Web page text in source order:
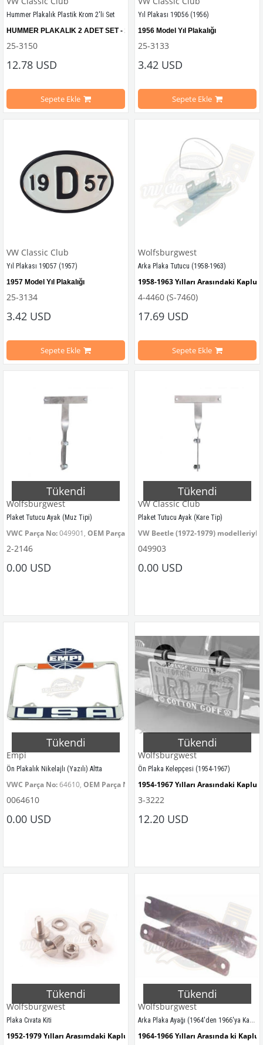
Hummer Plakalık Plastik Krom 2'li Set
HUMMER PLAKALIK 2 ADET SET - 1 UZUN 1 KARE
ile uyumludur.
VWC Parça No: 25-3150 OEM Parça No:
25-3150
12.78 USD
Sepete Ekle
Yıl Plakası 19D56 (1956)
1956 Model Yıl Plakalığı
25-3133
25-3133
3.42 USD
Sepete Ekle
VW Classic Club
Yıl Plakası 19D57 (1957)
1957 Model Yıl Plakalığı
25-3134
25-3134
3.42 USD
Sepete Ekle
Wolfsburgwest
Arka Plaka Tutucu (1958-1963)
1958-1963 Yılları Arasındaki
VWCC Parça No: 4-4460 OEM
4-4460 (S-7460)
17.69 USD
Sepete Ekle
Tükendi
Wolfsburgwest
Plaket Tutucu Ayak (Muz Tipi)
VWC Parça No: 049901, OEM Parça No: 049901
2-2146
0.00 USD
Tükendi
VW Classic Club
Plaket Tutucu Ayak (Kare Tip)
VW Beetle (1972-1979)
VWC Parça No: 049903, OEM Parça
049903
0.00 USD
Tükendi
Empi
Ön Plakalık Nikelajlı (Yazılı) Altta
VWC Parça No: 64610, OEM Parça No: 64610
0064610
0.00 USD
Tükendi
Wolfsburgwest
Ön Plaka Kelepçesi (1954-1967)
1954-1967 Yılları Arasındaki
VWCC Parça No : 3-3222 OEM Parça
3-3222
12.20 USD
Tükendi
Wolfsburgwest
Plaka Cıvata Kiti
1952-1979 Yılları Arasımdaki Kaplumbağa Modelleri İle Uyumludur.
Tükendi
Wolfsburgwest
Arka Plaka Ayağı (1964'den 1966'ya Kadar)
1964-1966 Yılları Arasında ki